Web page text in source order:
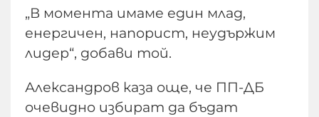
„В момента имаме един млад,
енергичен, напорист, неудържим
лидер“, добави той.
Александров каза още, че ПП-ДБ
очевидно избират да бъдат